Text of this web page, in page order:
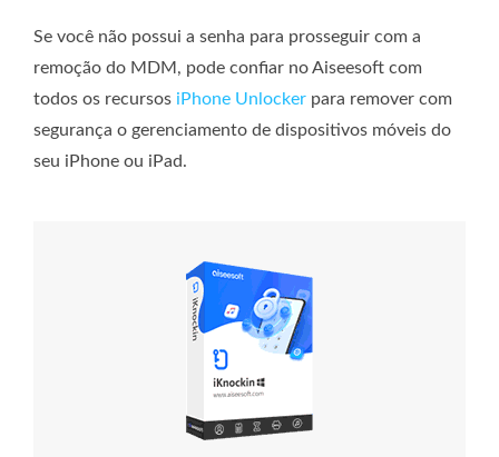
Se você não possui a senha para prosseguir com a
remoção do MDM, pode confiar no Aiseesoft com
todos os recursos iPhone Unlocker para remover com
segurança o gerenciamento de dispositivos móveis do
seu iPhone ou iPad.